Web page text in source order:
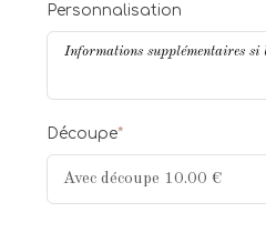
Personnalisation
Découpe*